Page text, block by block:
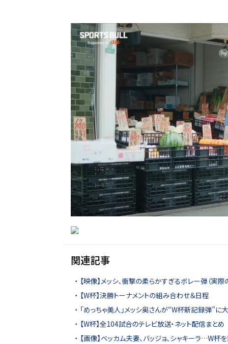
関連記事
【映像】メッシ、衝撃の柔らかすぎるボレー弾（実際
【W杯】決勝トーナメントの組み合わせ＆日程
「めっちゃ美人」メッシ奥さんが“W杯新記録弾”に
【W杯】全104試合のテレビ放送・ネット配信まとめ
【画像】ベッカム夫妻、バッジョ、シャキーラ…W杯を